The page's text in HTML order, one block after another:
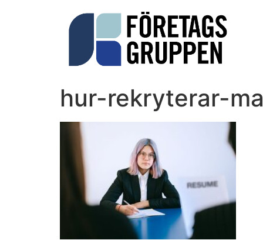
hur-rekryterar-